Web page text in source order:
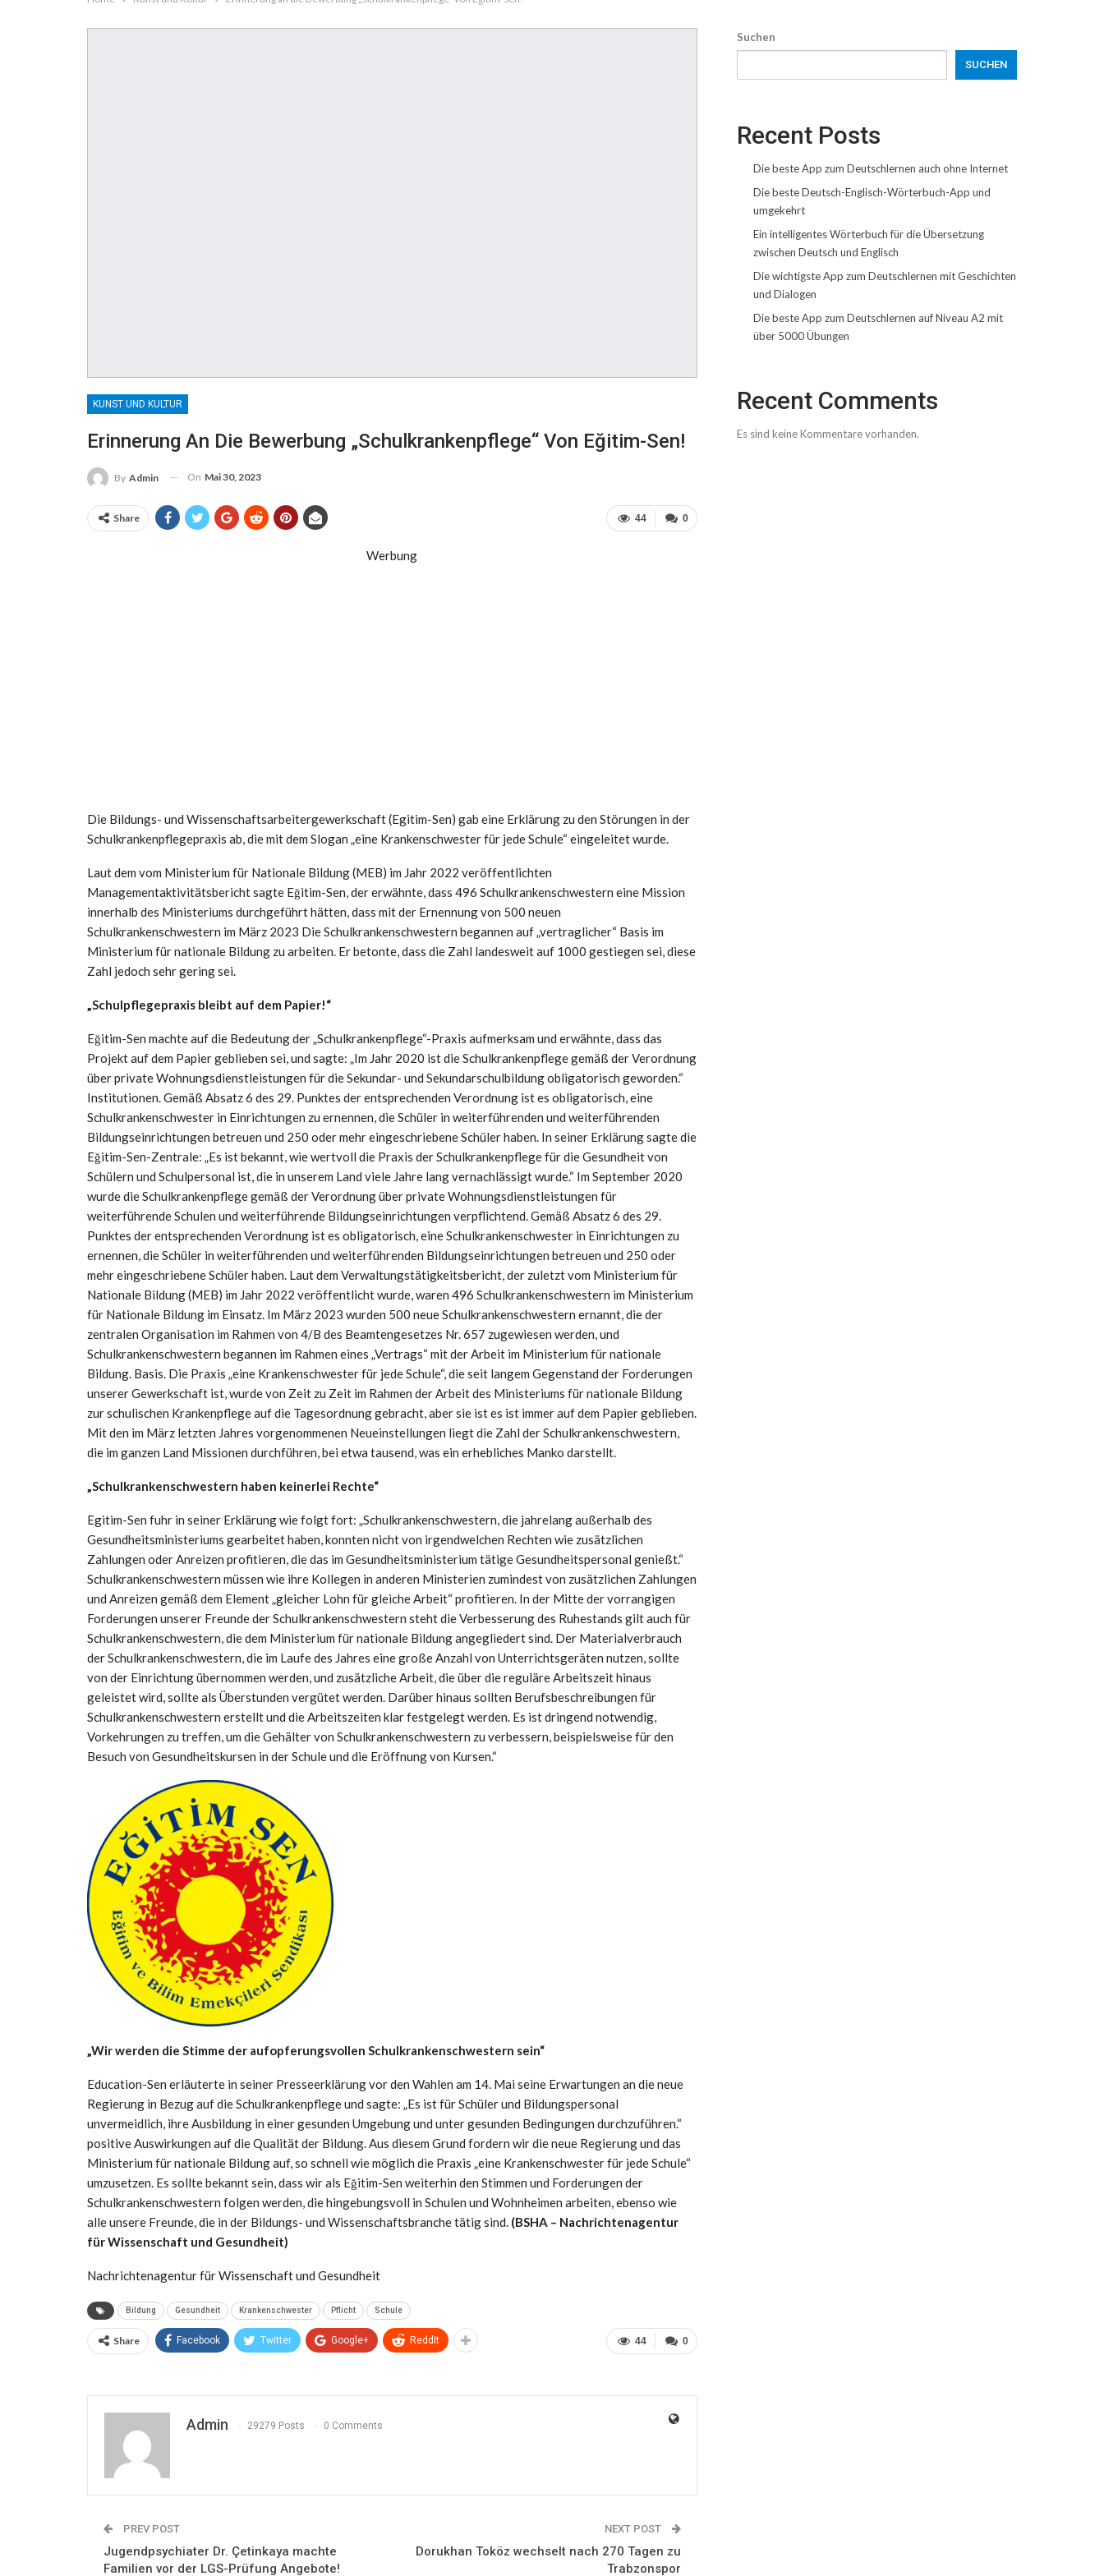
KUNST UND KULTUR
Erinnerung An Die Bewerbung „Schulkrankenpflege“ Von Eğitim-Sen!
By Admin On Mai 30, 2023
0
44
Share
Werbung
Die Bildungs- und Wissenschaftsarbeitergewerkschaft (Egitim-Sen) gab eine Erklärung zu den Störungen in der
Schulkrankenpflegepraxis ab, die mit dem Slogan „eine Krankenschwester für jede Schule“ eingeleitet wurde.
Laut dem vom Ministerium für Nationale Bildung (MEB) im Jahr 2022 veröffentlichten
Managementaktivitätsbericht sagte Eğitim-Sen, der erwähnte, dass 496 Schulkrankenschwestern eine Mission
innerhalb des Ministeriums durchgeführt hätten, dass mit der Ernennung von 500 neuen
Schulkrankenschwestern im März 2023 Die Schulkrankenschwestern begannen auf „vertraglicher“ Basis im
Ministerium für nationale Bildung zu arbeiten. Er betonte, dass die Zahl landesweit auf 1000 gestiegen sei, diese
Zahl jedoch sehr gering sei.
„Schulpflegepraxis bleibt auf dem Papier!“
Eğitim-Sen machte auf die Bedeutung der „Schulkrankenpflege“-Praxis aufmerksam und erwähnte, dass das
Projekt auf dem Papier geblieben sei, und sagte: „Im Jahr 2020 ist die Schulkrankenpflege gemäß der Verordnung
über private Wohnungsdienstleistungen für die Sekundar- und Sekundarschulbildung obligatorisch geworden.“
Institutionen. Gemäß Absatz 6 des 29. Punktes der entsprechenden Verordnung ist es obligatorisch, eine
Schulkrankenschwester in Einrichtungen zu ernennen, die Schüler in weiterführenden und weiterführenden
Bildungseinrichtungen betreuen und 250 oder mehr eingeschriebene Schüler haben. In seiner Erklärung sagte die
Eğitim-Sen-Zentrale: „Es ist bekannt, wie wertvoll die Praxis der Schulkrankenpflege für die Gesundheit von
Schülern und Schulpersonal ist, die in unserem Land viele Jahre lang vernachlässigt wurde.“ Im September 2020
wurde die Schulkrankenpflege gemäß der Verordnung über private Wohnungsdienstleistungen für
weiterführende Schulen und weiterführende Bildungseinrichtungen verpflichtend. Gemäß Absatz 6 des 29.
Punktes der entsprechenden Verordnung ist es obligatorisch, eine Schulkrankenschwester in Einrichtungen zu
ernennen, die Schüler in weiterführenden und weiterführenden Bildungseinrichtungen betreuen und 250 oder
mehr eingeschriebene Schüler haben. Laut dem Verwaltungstätigkeitsbericht, der zuletzt vom Ministerium für
Nationale Bildung (MEB) im Jahr 2022 veröffentlicht wurde, waren 496 Schulkrankenschwestern im Ministerium
für Nationale Bildung im Einsatz. Im März 2023 wurden 500 neue Schulkrankenschwestern ernannt, die der
zentralen Organisation im Rahmen von 4/B des Beamtengesetzes Nr. 657 zugewiesen werden, und
Schulkrankenschwestern begannen im Rahmen eines „Vertrags“ mit der Arbeit im Ministerium für nationale
Bildung. Basis. Die Praxis „eine Krankenschwester für jede Schule“, die seit langem Gegenstand der Forderungen
unserer Gewerkschaft ist, wurde von Zeit zu Zeit im Rahmen der Arbeit des Ministeriums für nationale Bildung
zur schulischen Krankenpflege auf die Tagesordnung gebracht, aber sie ist es ist immer auf dem Papier geblieben.
Mit den im März letzten Jahres vorgenommenen Neueinstellungen liegt die Zahl der Schulkrankenschwestern,
die im ganzen Land Missionen durchführen, bei etwa tausend, was ein erhebliches Manko darstellt.
„Schulkrankenschwestern haben keinerlei Rechte“
Egitim-Sen fuhr in seiner Erklärung wie folgt fort: „Schulkrankenschwestern, die jahrelang außerhalb des
Gesundheitsministeriums gearbeitet haben, konnten nicht von irgendwelchen Rechten wie zusätzlichen
Zahlungen oder Anreizen profitieren, die das im Gesundheitsministerium tätige Gesundheitspersonal genießt.“
Schulkrankenschwestern müssen wie ihre Kollegen in anderen Ministerien zumindest von zusätzlichen Zahlungen
und Anreizen gemäß dem Element „gleicher Lohn für gleiche Arbeit“ profitieren. In der Mitte der vorrangigen
Forderungen unserer Freunde der Schulkrankenschwestern steht die Verbesserung des Ruhestands gilt auch für
Schulkrankenschwestern, die dem Ministerium für nationale Bildung angegliedert sind. Der Materialverbrauch
der Schulkrankenschwestern, die im Laufe des Jahres eine große Anzahl von Unterrichtsgeräten nutzen, sollte
von der Einrichtung übernommen werden, und zusätzliche Arbeit, die über die reguläre Arbeitszeit hinaus
geleistet wird, sollte als Überstunden vergütet werden. Darüber hinaus sollten Berufsbeschreibungen für
Schulkrankenschwestern erstellt und die Arbeitszeiten klar festgelegt werden. Es ist dringend notwendig,
Vorkehrungen zu treffen, um die Gehälter von Schulkrankenschwestern zu verbessern, beispielsweise für den
Besuch von Gesundheitskursen in der Schule und die Eröffnung von Kursen.“
„Wir werden die Stimme der aufopferungsvollen Schulkrankenschwestern sein“
Education-Sen erläuterte in seiner Presseerklärung vor den Wahlen am 14. Mai seine Erwartungen an die neue
Regierung in Bezug auf die Schulkrankenpflege und sagte: „Es ist für Schüler und Bildungspersonal
unvermeidlich, ihre Ausbildung in einer gesunden Umgebung und unter gesunden Bedingungen durchzuführen.“
positive Auswirkungen auf die Qualität der Bildung. Aus diesem Grund fordern wir die neue Regierung und das
Ministerium für nationale Bildung auf, so schnell wie möglich die Praxis „eine Krankenschwester für jede Schule“
umzusetzen. Es sollte bekannt sein, dass wir als Eğitim-Sen weiterhin den Stimmen und Forderungen der
Schulkrankenschwestern folgen werden, die hingebungsvoll in Schulen und Wohnheimen arbeiten, ebenso wie
alle unsere Freunde, die in der Bildungs- und Wissenschaftsbranche tätig sind. (BSHA – Nachrichtenagentur
für Wissenschaft und Gesundheit)
Nachrichtenagentur für Wissenschaft und Gesundheit
Bildung Gesundheit Krankenschwester Pflicht Schule
0
44
Share Facebook Twitter Google+ ReddIt
Admin 29279 Posts 0 Comments
PREV POST
Jugendpsychiater Dr. Çetinkaya machte
Familien vor der LGS-Prüfung Angebote!
NEXT POST
Dorukhan Toköz wechselt nach 270 Tagen zu
Trabzonspor
Suchen
SUCHEN
Recent Posts
Die beste App zum Deutschlernen auch ohne Internet
Die beste Deutsch-Englisch-Wörterbuch-App und
umgekehrt
Ein intelligentes Wörterbuch für die Übersetzung
zwischen Deutsch und Englisch
Die wichtigste App zum Deutschlernen mit Geschichten
und Dialogen
Die beste App zum Deutschlernen auf Niveau A2 mit
über 5000 Übungen
Recent Comments
Es sind keine Kommentare vorhanden.